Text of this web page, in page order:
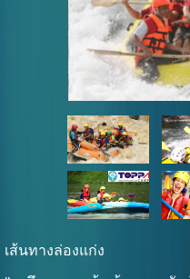
เส้นทางล่องแก่ง